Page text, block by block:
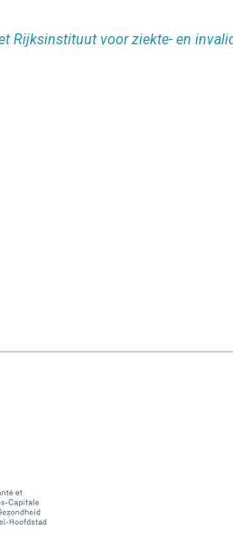
Rijksinstituut voor ziekte- en